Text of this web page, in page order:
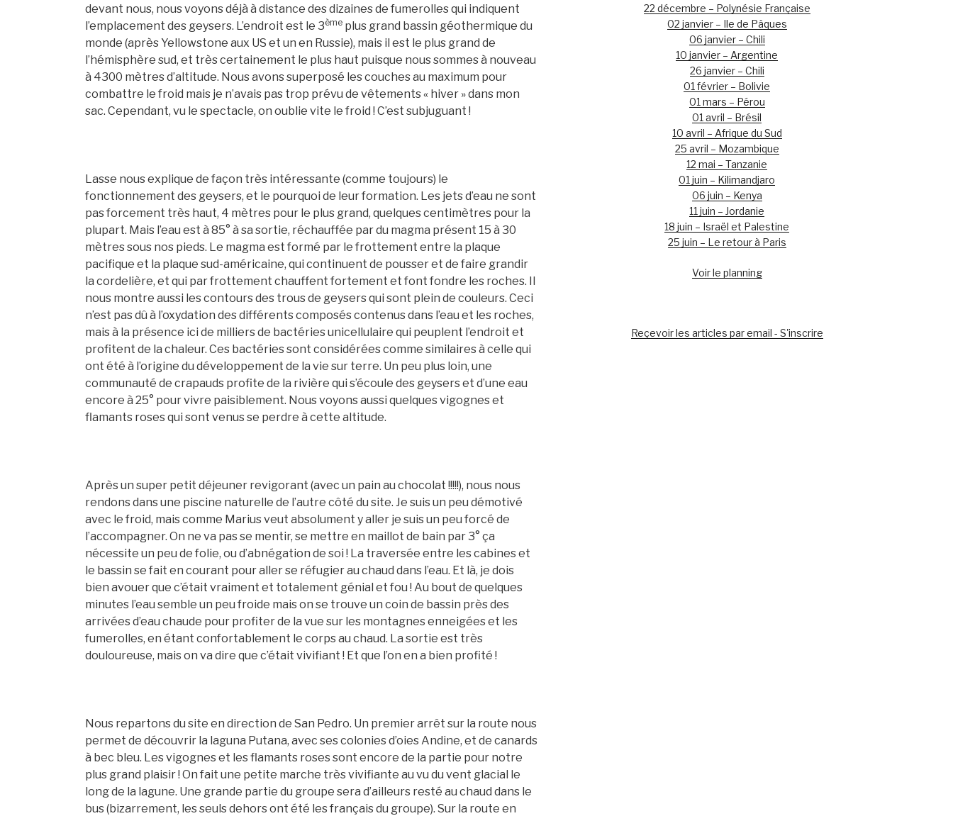
devant nous, nous voyons déjà à distance des dizaines de fumerolles qui indiquent
l’emplacement des geysers. L’endroit est le 3ème plus grand bassin géothermique du
monde (après Yellowstone aux US et un en Russie), mais il est le plus grand de
l’hémisphère sud, et très certainement le plus haut puisque nous sommes à nouveau
à 4300 mètres d’altitude. Nous avons superposé les couches au maximum pour
combattre le froid mais je n’avais pas trop prévu de vêtements « hiver » dans mon
sac. Cependant, vu le spectacle, on oublie vite le froid ! C’est subjuguant !
Lasse nous explique de façon très intéressante (comme toujours) le
fonctionnement des geysers, et le pourquoi de leur formation. Les jets d’eau ne sont
pas forcement très haut, 4 mètres pour le plus grand, quelques centimètres pour la
plupart. Mais l’eau est à 85° à sa sortie, réchauffée par du magma présent 15 à 30
mètres sous nos pieds. Le magma est formé par le frottement entre la plaque
pacifique et la plaque sud-américaine, qui continuent de pousser et de faire grandir
la cordelière, et qui par frottement chauffent fortement et font fondre les roches. Il
nous montre aussi les contours des trous de geysers qui sont plein de couleurs. Ceci
n’est pas dû à l’oxydation des différents composés contenus dans l’eau et les roches,
mais à la présence ici de milliers de bactéries unicellulaire qui peuplent l’endroit et
profitent de la chaleur. Ces bactéries sont considérées comme similaires à celle qui
ont été à l’origine du développement de la vie sur terre. Un peu plus loin, une
communauté de crapauds profite de la rivière qui s’écoule des geysers et d’une eau
encore à 25° pour vivre paisiblement. Nous voyons aussi quelques vigognes et
flamants roses qui sont venus se perdre à cette altitude.
Après un super petit déjeuner revigorant (avec un pain au chocolat !!!!!), nous nous
rendons dans une piscine naturelle de l’autre côté du site. Je suis un peu démotivé
avec le froid, mais comme Marius veut absolument y aller je suis un peu forcé de
l’accompagner. On ne va pas se mentir, se mettre en maillot de bain par 3° ça
nécessite un peu de folie, ou d’abnégation de soi ! La traversée entre les cabines et
le bassin se fait en courant pour aller se réfugier au chaud dans l’eau. Et là, je dois
bien avouer que c’était vraiment et totalement génial et fou ! Au bout de quelques
minutes l’eau semble un peu froide mais on se trouve un coin de bassin près des
arrivées d’eau chaude pour profiter de la vue sur les montagnes enneigées et les
fumerolles, en étant confortablement le corps au chaud. La sortie est très
douloureuse, mais on va dire que c’était vivifiant ! Et que l’on en a bien profité !
Nous repartons du site en direction de San Pedro. Un premier arrêt sur la route nous
permet de découvrir la laguna Putana, avec ses colonies d’oies Andine, et de canards
à bec bleu. Les vigognes et les flamants roses sont encore de la partie pour notre
plus grand plaisir ! On fait une petite marche très vivifiante au vu du vent glacial le
long de la lagune. Une grande partie du groupe sera d’ailleurs resté au chaud dans le
bus (bizarrement, les seuls dehors ont été les français du groupe). Sur la route en
22 décembre – Polynésie Française
02 janvier – Ile de Pâques
06 janvier – Chili
10 janvier – Argentine
26 janvier – Chili
01 février – Bolivie
01 mars – Pérou
01 avril – Brésil
10 avril – Afrique du Sud
25 avril – Mozambique
12 mai – Tanzanie
01 juin – Kilimandjaro
06 juin – Kenya
11 juin – Jordanie
18 juin – Israël et Palestine
25 juin – Le retour à Paris
Voir le planning
Reçevoir les articles par email - S'inscrire